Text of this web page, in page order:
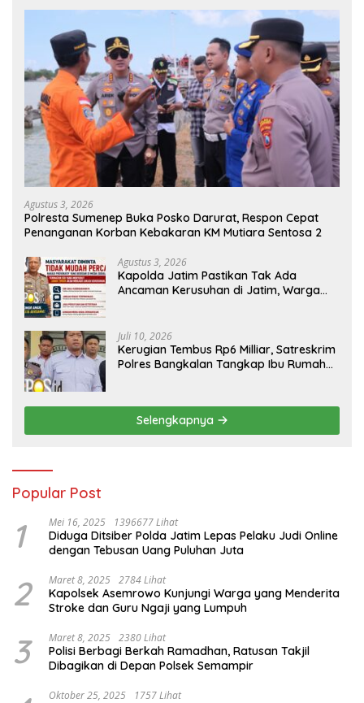
Agustus 3, 2026
Polresta Sumenep Buka Posko Darurat, Respon Cepat
Penanganan Korban Kebakaran KM Mutiara Sentosa 2
Agustus 3, 2026
Kapolda Jatim Pastikan Tak Ada
Ancaman Kerusuhan di Jatim, Warga
Juli 10, 2026
Kerugian Tembus Rp6 Milliar, Satreskrim
Polres Bangkalan Tangkap Ibu Rumah
Selengkapnya
Popular Post
1 Mei 16, 2025 1396677 Lihat
Diduga Ditsiber Polda Jatim Lepas Pelaku Judi Online
dengan Tebusan Uang Puluhan Juta
2 Maret 8, 2025 2784 Lihat
Kapolsek Asemrowo Kunjungi Warga yang Menderita
Stroke dan Guru Ngaji yang Lumpuh
3 Maret 8, 2025 2380 Lihat
Polisi Berbagi Berkah Ramadhan, Ratusan Takjil
Dibagikan di Depan Polsek Semampir
Oktober 25, 2025 1757 Lihat